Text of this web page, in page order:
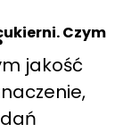
Czym
jakość